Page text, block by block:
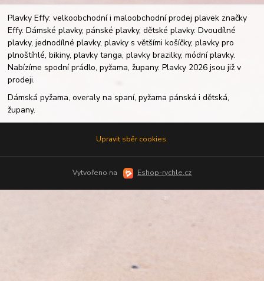
Plavky Effy: velkoobchodní i maloobchodní prodej plavek značky
Effy. Dámské plavky, pánské plavky, dětské plavky. Dvoudílné
plavky, jednodílné plavky, plavky s většími košíčky, plavky pro
plnoštíhlé, bikiny, plavky tanga, plavky brazilky, módní plavky.
Nabízíme spodní prádlo, pyžama, župany. Plavky 2026 jsou již v
prodeji.
Dámská pyžama, overaly na spaní, pyžama pánská i dětská,
župany.
Upravit sběr cookies.
Vytvořeno na Eshop-rychle.cz